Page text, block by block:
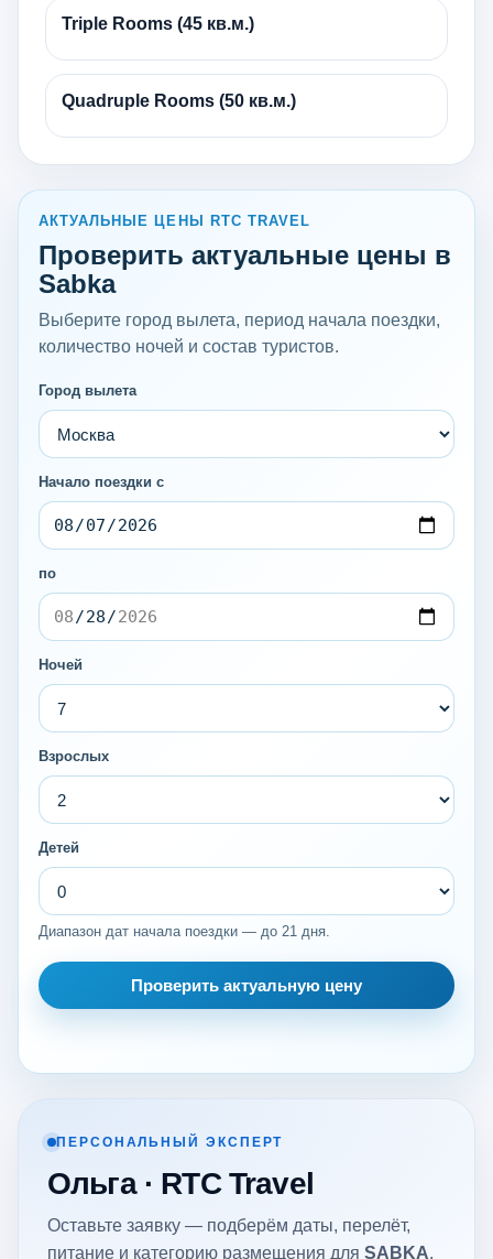
Triple Rooms (45 кв.м.)
Quadruple Rooms (50 кв.м.)
АКТУАЛЬНЫЕ ЦЕНЫ RTC TRAVEL
Проверить актуальные цены в
Sabka
Выберите город вылета, период начала поездки,
количество ночей и состав туристов.
Город вылета
Начало поездки с
по
Ночей
Взрослых
Детей
Диапазон дат начала поездки — до 21 дня.
Проверить актуальную цену
ПЕРСОНАЛЬНЫЙ ЭКСПЕРТ
Ольга · RTC Travel
Оставьте заявку — подберём даты, перелёт,
питание и категорию размещения для SABKA.